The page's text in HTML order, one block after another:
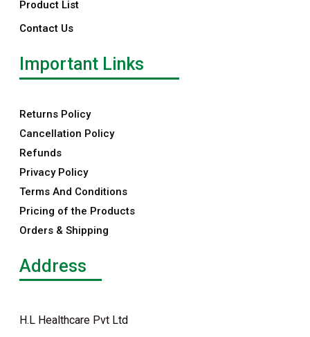
Product List
Contact Us
Important Links
Returns Policy
Cancellation Policy
Refunds
Privacy Policy
Terms And Conditions
Pricing of the Products
Orders & Shipping
Address
H.L Healthcare Pvt Ltd